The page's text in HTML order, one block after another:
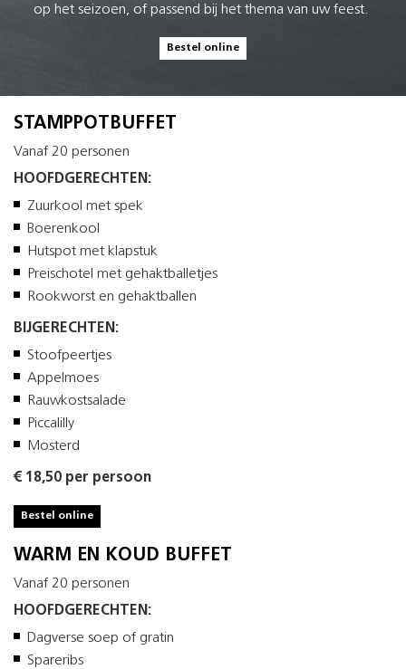
op het seizoen, of passend bij het thema van uw feest.
Bestel online
STAMPPOTBUFFET
Vanaf 20 personen
HOOFDGERECHTEN:
Zuurkool met spek
Boerenkool
Hutspot met klapstuk
Preischotel met gehaktballetjes
Rookworst en gehaktballen
BIJGERECHTEN:
Stoofpeertjes
Appelmoes
Rauwkostsalade
Piccalilly
Mosterd
€ 18,50 per persoon
Bestel online
WARM EN KOUD BUFFET
Vanaf 20 personen
HOOFDGERECHTEN:
Dagverse soep of gratin
Spareribs